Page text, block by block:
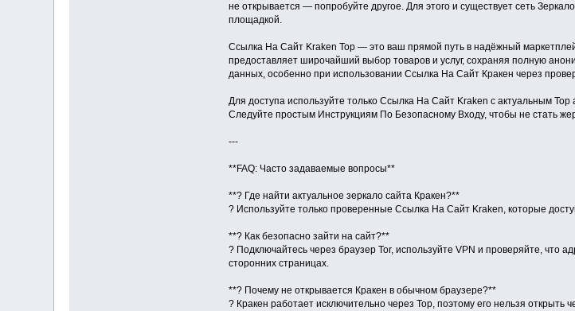
не открывается — попробуйте другое. Для этого и существует сеть
площадкой.
Ссылка На Сайт Kraken Тор — это ваш прямой путь в надёжный
предоставляет широчайший выбор товаров и услуг, сохраняя полную
данных, особенно при использовании Ссылка На Сайт Кракен через
Для доступа используйте только Ссылка На Сайт Kraken с актуальным
Следуйте простым Инструкциям По Безопасному Входу, чтобы не стать
---
**FAQ: Часто задаваемые вопросы**
**? Где найти актуальное зеркало сайта Кракен?**
? Используйте только проверенные Ссылка На Сайт Kraken, которые
**? Как безопасно зайти на сайт?**
? Подключайтесь через браузер Tor, используйте VPN и проверяйте, что
сторонних страницах.
**? Почему не открывается Кракен в обычном браузере?**
? Кракен работает исключительно через Тор, поэтому его нельзя